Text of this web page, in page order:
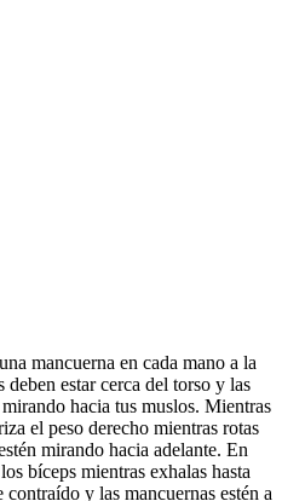
mancuerna en cada mano a la
estar cerca del torso y las
hacia tus muslos. Mientras
el peso derecho mientras rotas
mirando hacia adelante. En
bíceps mientras exhalas hasta
y las mancuernas estén a